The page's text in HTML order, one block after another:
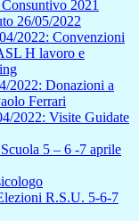
2021
26/05/2022
2022: Convenzioni
H lavoro e
2022: Donazioni a
Ferrari
2022: Visite Guidate
5 – 6 -7 aprile
R.S.U. 5-6-7